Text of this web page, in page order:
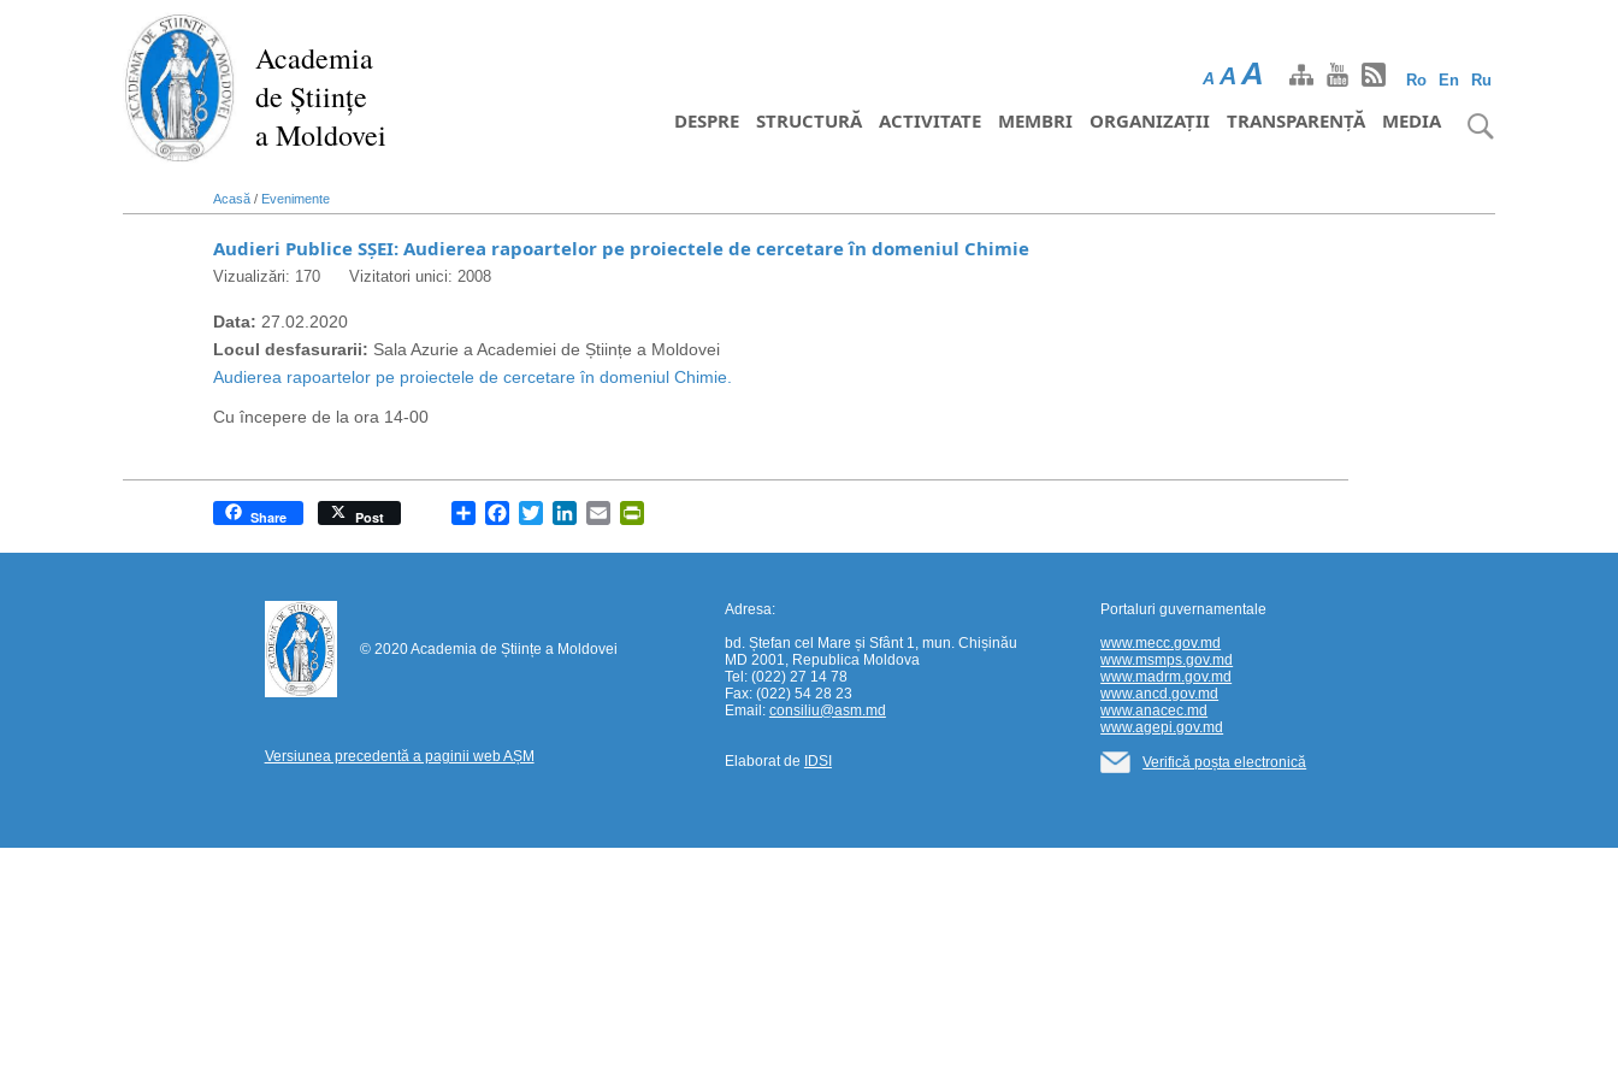
Academia
de Științe
a Moldovei
Ro En Ru
A A A
DESPRE STRUCTURĂ ACTIVITATE MEMBRI ORGANIZAȚII TRANSPARENȚĂ MEDIA
Acasă / Evenimente
Audieri Publice SȘEI: Audierea rapoartelor pe proiectele de cercetare în domeniul Chimie
Vizualizări: 170 Vizitatori unici: 2008
Data: 27.02.2020
Locul desfasurarii: Sala Azurie a Academiei de Științe a Moldovei
Audierea rapoartelor pe proiectele de cercetare în domeniul Chimie.
Cu începere de la ora 14-00
Share
Share Post Facebook
TwitterLinkedIn
Email
© 2020 Academia de Științe a Moldovei
Versiunea precedentă a paginii web AȘM
Adresa:
bd. Ștefan cel Mare și Sfânt 1, mun. Chișinău
MD 2001, Republica Moldova
Tel: (022) 27 14 78
Fax: (022) 54 28 23
Email: consiliu@asm.md
Elaborat de IDSI
Portaluri guvernamentale
www.mecc.gov.md
www.msmps.gov.md
www.madrm.gov.md
www.ancd.gov.md
www.anacec.md
www.agepi.gov.md
Verifică poșta electronică